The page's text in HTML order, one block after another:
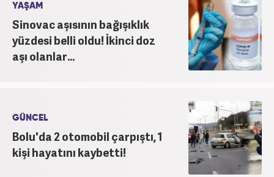
YAŞAM
Sinovac aşısının bağışıklık
yüzdesi belli oldu! İkinci doz
aşı olanlar...
GÜNCEL
Bolu'da 2 otomobil çarpıştı, 1
kişi hayatını kaybetti!